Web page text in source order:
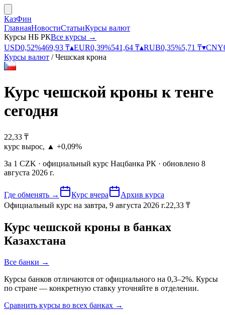
КазФин
ГлавнаяНовостиСтатьиКурсы валют
Курсы НБ РКВсе курсы →
USD0,52%469,93 ₸▴EUR0,39%541,64 ₸▴RUB0,35%5,71 ₸▾CNY
Курсы валют /Чешская крона
Курс чешской кроны к тенге
сегодня
22,33 ₸
курс вырос, ▲ +0,09%
За 1 CZK · официальный курс Нацбанка РК · обновлено 8
августа 2026 г.
Где обменять → Курс вчера
Архив курса
Официальный курс на завтра, 9 августа 2026 г.22,33 ₸
Курс чешской кроны в банках
Казахстана
Все банки →
Курсы банков отличаются от официального на 0,3–2%. Курсы
по стране — конкретную ставку уточняйте в отделении.
Сравнить курсы во всех банках →